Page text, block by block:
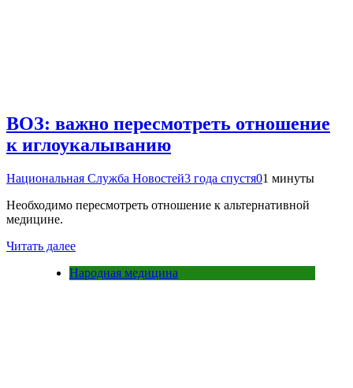
ВОЗ: важно пересмотреть отношение
к иглоукалыванию
Национальная Служба Новостей3 года спустя01 минуты
Необходимо пересмотреть отношение к альтернативной
медицине.
Читать далее
Народная медицина